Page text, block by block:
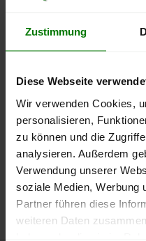
Zustimmung
Diese Webseite
Wir verwenden Cookies,
personalisieren,
zu können und die
analysieren. Außerdem
Verwendung unserer
soziale Medien, Werbung
Partner führen diese
weiteren Daten
lose Ware
September
2025
250 €
Die aktuelle
können Sie jederzeit